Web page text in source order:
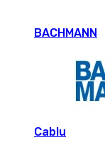
BACHMANN
Cablu